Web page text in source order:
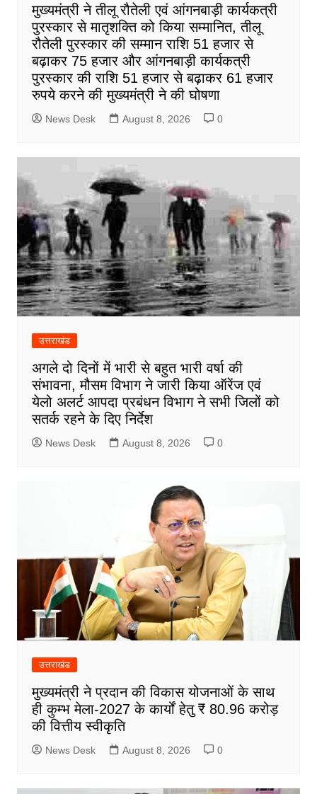
मुख्यमंत्री ने तीलू रौतेली एवं आंगनबाड़ी कार्यकत्री
पुरस्कार से मातृशक्ति को किया सम्मानित, तीलू
रौतेली पुरस्कार की सम्मान राशि 51 हजार से
बढ़ाकर 75 हजार और आंगनबाड़ी कार्यकत्री
पुरस्कार की राशि 51 हजार से बढ़ाकर 61 हजार
रुपये करने की मुख्यमंत्री ने की घोषणा
News Desk August 8, 2026 0
उत्तराखंड
अगले दो दिनों में भारी से बहुत भारी वर्षा की
संभावना, मौसम विभाग ने जारी किया ऑरेंज एवं
येलो अलर्ट आपदा प्रबंधन विभाग ने सभी जिलों को
सतर्क रहने के दिए निर्देश
News Desk August 8, 2026 0
उत्तराखंड
मुख्यमंत्री ने प्रदान की विकास योजनाओं के साथ
ही कुम्भ मेला-2027 के कार्यों हेतु ₹ 80.96 करोड़
की वित्तीय स्वीकृति
News Desk August 8, 2026 0